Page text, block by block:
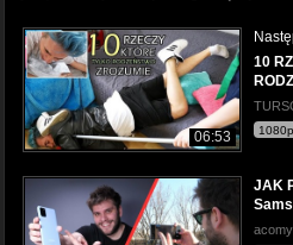
06:53
10
1080p
JAK